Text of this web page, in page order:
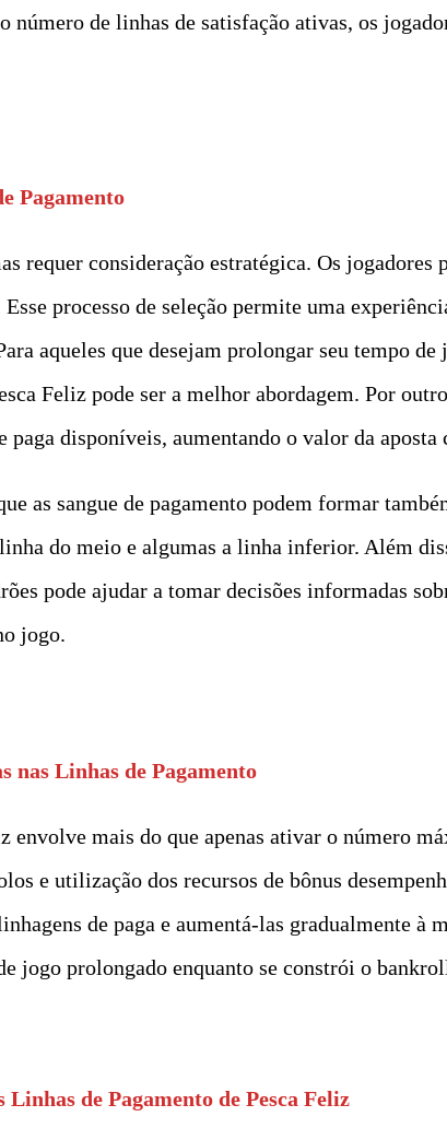
número de linhas de satisfação ativas, os
Pagamento
requer consideração estratégica. Os jogadores
processo de seleção permite uma
aqueles que desejam prolongar seu tempo
Feliz pode ser a melhor abordagem. Por
disponíveis, aumentando o valor da aposta
as sangue de pagamento podem formar
do meio e algumas a linha inferior. Além
pode ajudar a tomar decisões informadas
jogo.
nas Linhas de Pagamento
mais do que apenas ativar o número
e utilização dos recursos de bônus
de paga e aumentá-las gradualmente à
jogo prolongado enquanto se constrói o
de Pagamento de Pesca Feliz